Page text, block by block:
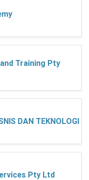
Training Pty
DAN TEKNOLOGI
Pty Ltd